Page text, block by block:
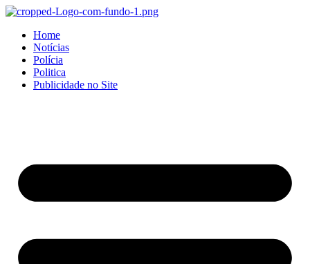
Home
Notícias
Polícia
Politica
Publicidade no Site